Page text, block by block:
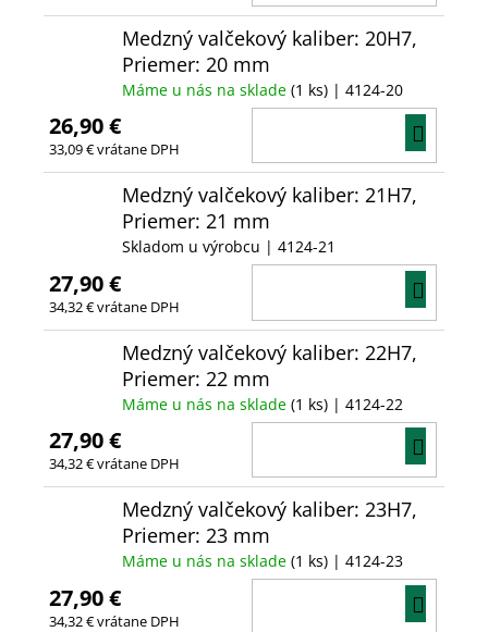
Medzný valčekový kaliber: 20H7,
Priemer: 20 mm
Máme u nás na sklade (1 ks) | 4124-20
26,90 €
33,09 € vrátane DPH
Medzný valčekový kaliber: 21H7,
Priemer: 21 mm
Skladom u výrobcu | 4124-21
27,90 €
34,32 € vrátane DPH
Medzný valčekový kaliber: 22H7,
Priemer: 22 mm
Máme u nás na sklade (1 ks) | 4124-22
27,90 €
34,32 € vrátane DPH
Medzný valčekový kaliber: 23H7,
Priemer: 23 mm
Máme u nás na sklade (1 ks) | 4124-23
27,90 €
34,32 € vrátane DPH